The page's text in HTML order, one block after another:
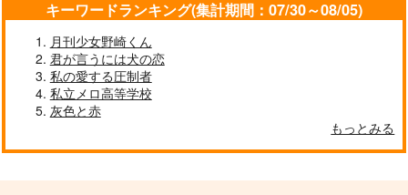
キーワードランキング(集計期間：07/30～08/05)
月刊少女野崎くん
君が言うには犬の恋
私の愛する圧制者
私立メロ高等学校
灰色と赤
もっとみる